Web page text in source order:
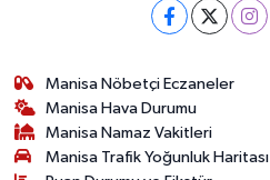
Manisa Nöbetçi Eczaneler
Manisa Hava Durumu
Manisa Namaz Vakitleri
Manisa Trafik Yoğunluk Haritası